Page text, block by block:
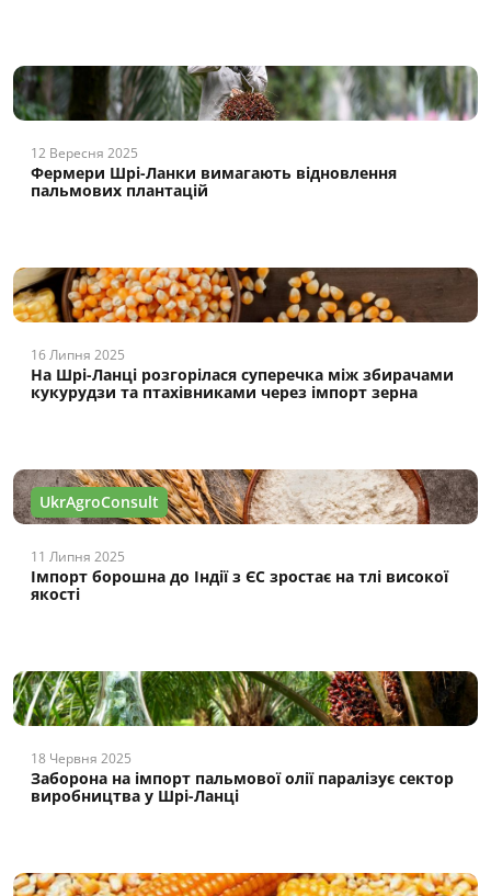
12 Вересня 2025
Фермери Шрі-Ланки вимагають відновлення
пальмових плантацій
16 Липня 2025
На Шрі-Ланці розгорілася суперечка між збирачами
кукурудзи та птахівниками через імпорт зерна
UkrAgroConsult
11 Липня 2025
Імпорт борошна до Індії з ЄС зростає на тлі високої
якості
18 Червня 2025
Заборона на імпорт пальмової олії паралізує сектор
виробництва у Шрі-Ланці